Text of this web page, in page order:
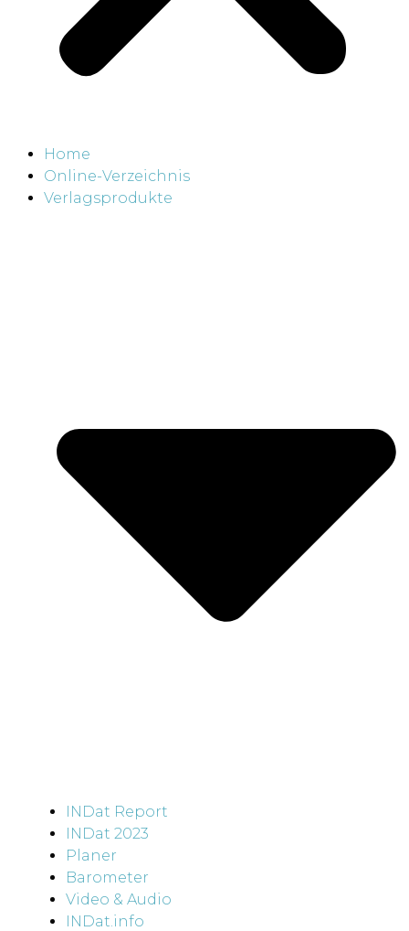
Home
Online-Verzeichnis
Verlagsprodukte
INDat Report
INDat 2023
Planer
Barometer
Video & Audio
INDat.info